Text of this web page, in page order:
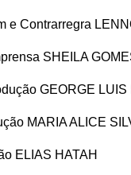
e Contrarregra
SHEILA
GEORGE LUIS
MARIA ALICE
ELIAS HATAH